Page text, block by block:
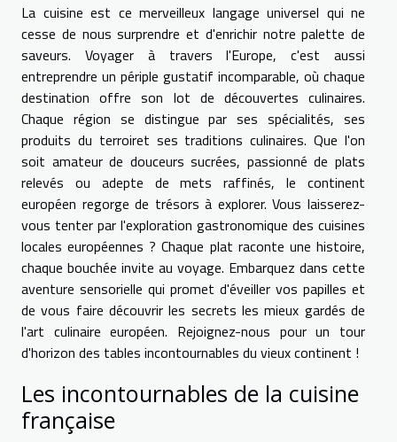
La cuisine est ce merveilleux langage universel qui ne
cesse de nous surprendre et d'enrichir notre palette de
saveurs. Voyager à travers l'Europe, c'est aussi
entreprendre un périple gustatif incomparable, où chaque
destination offre son lot de découvertes culinaires.
Chaque région se distingue par ses spécialités, ses
produits du terroiret ses traditions culinaires. Que l'on
soit amateur de douceurs sucrées, passionné de plats
relevés ou adepte de mets raffinés, le continent
européen regorge de trésors à explorer. Vous laisserez-
vous tenter par l'exploration gastronomique des cuisines
locales européennes ? Chaque plat raconte une histoire,
chaque bouchée invite au voyage. Embarquez dans cette
aventure sensorielle qui promet d'éveiller vos papilles et
de vous faire découvrir les secrets les mieux gardés de
l'art culinaire européen. Rejoignez-nous pour un tour
d'horizon des tables incontournables du vieux continent !
Les incontournables de la cuisine
française